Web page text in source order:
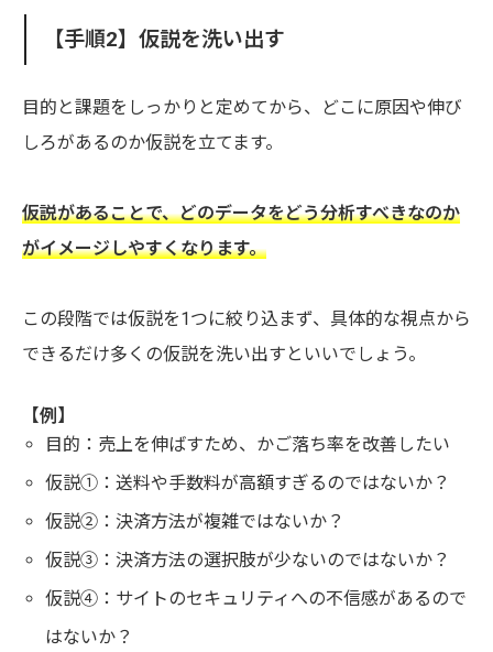
【手順2】仮説を洗い出す
目的と課題をしっかりと定めてから、どこに原因や伸び
しろがあるのか仮説を立てます。
仮説があることで、どのデータをどう分析すべきなのか
がイメージしやすくなります。
この段階では仮説を1つに絞り込まず、具体的な視点から
できるだけ多くの仮説を洗い出すといいでしょう。
【例】
目的：売上を伸ばすため、かご落ち率を改善したい
仮説①：送料や手数料が高額すぎるのではないか？
仮説②：決済方法が複雑ではないか？
仮説③：決済方法の選択肢が少ないのではないか？
仮説④：サイトのセキュリティへの不信感があるので
はないか？